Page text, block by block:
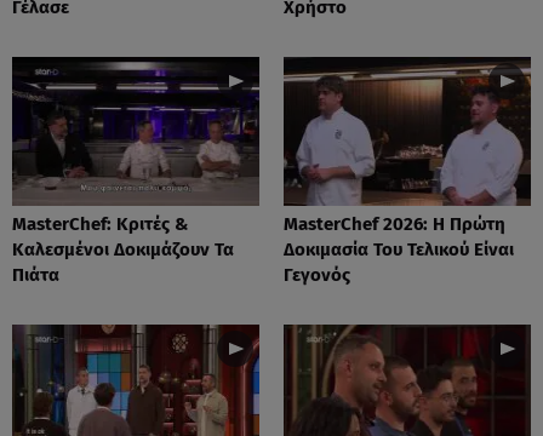
Γέλασε
Χρήστο
MasterChef: Κριτές &
Καλεσμένοι Δοκιμάζουν Τα
Πιάτα
MasterChef 2026: Η Πρώτη
Δοκιμασία Του Τελικού Είναι
Γεγονός